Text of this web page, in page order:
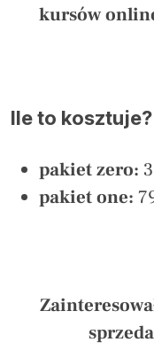
kursów
Ile to kosztuje?
pakiet zero:
pakiet one: